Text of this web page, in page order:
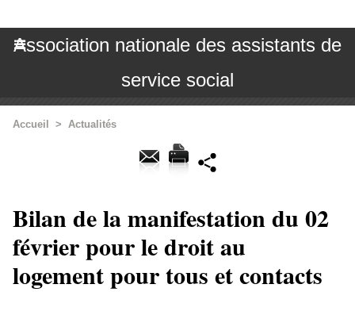
Association nationale des assistants de
service social
Accueil > Actualités
Bilan de la manifestation du 02
février pour le droit au
logement pour tous et contacts